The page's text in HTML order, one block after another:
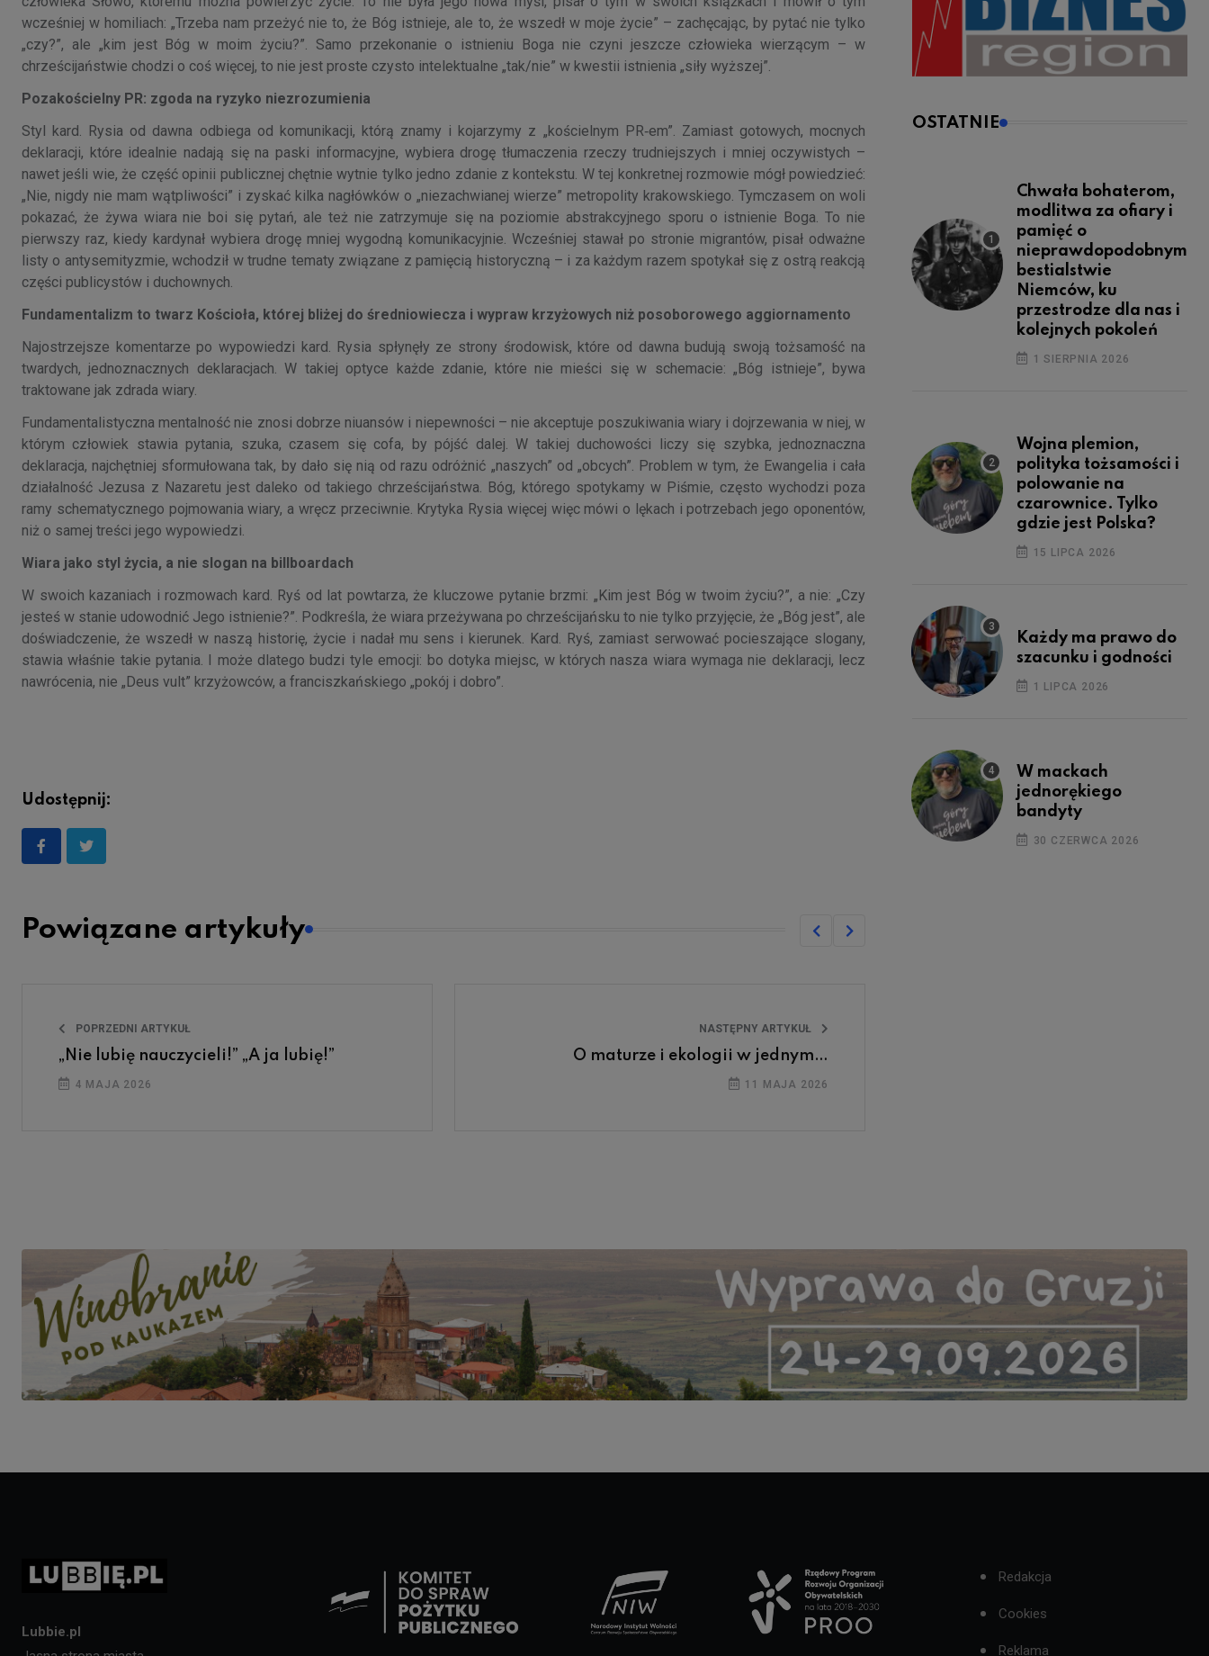
wcześniej w homiliach: „Trzeba nam przeżyć nie to, że Bóg istnieje, ale to, że wszedł w moje życie” – zachęcając, by pytać nie tylko
„czy?”, ale „kim jest Bóg w moim życiu?”. Samo przekonanie o istnieniu Boga nie czyni jeszcze człowieka wierzącym – w
chrześcijaństwie chodzi o coś więcej, to nie jest proste czysto intelektualne „tak/nie” w kwestii istnienia „siły wyższej”.
Pozakościelny PR: zgoda na ryzyko niezrozumienia
Styl kard. Rysia od dawna odbiega od komunikacji, którą znamy i kojarzymy z „kościelnym PR‑em”. Zamiast gotowych, mocnych
deklaracji, które idealnie nadają się na paski informacyjne, wybiera drogę tłumaczenia rzeczy trudniejszych i mniej oczywistych –
nawet jeśli wie, że część opinii publicznej chętnie wytnie tylko jedno zdanie z kontekstu. W tej konkretnej rozmowie mógł powiedzieć:
„Nie, nigdy nie mam wątpliwości” i zyskać kilka nagłówków o „niezachwianej wierze” metropolity krakowskiego. Tymczasem on woli
pokazać, że żywa wiara nie boi się pytań, ale też nie zatrzymuje się na poziomie abstrakcyjnego sporu o istnienie Boga. To nie
pierwszy raz, kiedy kardynał wybiera drogę mniej wygodną komunikacyjnie. Wcześniej stawał po stronie migrantów, pisał odważne
listy o antysemityzmie, wchodził w trudne tematy związane z pamięcią historyczną – i za każdym razem spotykał się z ostrą reakcją
części publicystów i duchownych.
Fundamentalizm to twarz Kościoła, której bliżej do średniowiecza i wypraw krzyżowych niż posoborowego aggiornamento
Najostrzejsze komentarze po wypowiedzi kard. Rysia spłynęły ze strony środowisk, które od dawna budują swoją tożsamość na
twardych, jednoznacznych deklaracjach. W takiej optyce każde zdanie, które nie mieści się w schemacie: „Bóg istnieje”, bywa
traktowane jak zdrada wiary.
Fundamentalistyczna mentalność nie znosi dobrze niuansów i niepewności – nie akceptuje poszukiwania wiary i dojrzewania w niej, w
którym człowiek stawia pytania, szuka, czasem się cofa, by pójść dalej. W takiej duchowości liczy się szybka, jednoznaczna
deklaracja, najchętniej sformułowana tak, by dało się nią od razu odróżnić „naszych” od „obcych”. Problem w tym, że Ewangelia i cała
działalność Jezusa z Nazaretu jest daleko od takiego chrześcijaństwa. Bóg, którego spotykamy w Piśmie, często wychodzi poza
ramy schematycznego pojmowania wiary, a wręcz przeciwnie. Krytyka Rysia więcej więc mówi o lękach i potrzebach jego oponentów,
niż o samej treści jego wypowiedzi.
Wiara jako styl życia, a nie slogan na billboardach
W swoich kazaniach i rozmowach kard. Ryś od lat powtarza, że kluczowe pytanie brzmi: „Kim jest Bóg w twoim życiu?”, a nie: „Czy
jesteś w stanie udowodnić Jego istnienie?”. Podkreśla, że wiara przeżywana po chrześcijańsku to nie tylko przyjęcie, że „Bóg jest”, ale
doświadczenie, że wszedł w naszą historię, życie i nadał mu sens i kierunek. Kard. Ryś, zamiast serwować pocieszające slogany,
stawia właśnie takie pytania. I może dlatego budzi tyle emocji: bo dotyka miejsc, w których nasza wiara wymaga nie deklaracji, lecz
nawrócenia, nie „Deus vult” krzyżowców, a franciszkańskiego „pokój i dobro”.
Udostępnij:
Powiązane artykuły
POPRZEDNI ARTYKUŁ
„Nie lubię nauczycieli!” „A ja lubię!”
4 MAJA 2026
NASTĘPNY ARTYKUŁ
O maturze i ekologii w jednym…
11 MAJA 2026
OSTATNIE
Chwała bohaterom,
modlitwa za ofiary i
pamięć o
nieprawdopodobnym
bestialstwie
Niemców, ku
przestrodze dla nas i
kolejnych pokoleń
1 SIERPNIA 2026
Wojna plemion,
polityka tożsamości i
polowanie na
czarownice. Tylko
gdzie jest Polska?
15 LIPCA 2026
Każdy ma prawo do
szacunku i godności
1 LIPCA 2026
W mackach
jednorękiego
bandyty
30 CZERWCA 2026
Lubbie.pl
Redakcja
Cookies
Reklama